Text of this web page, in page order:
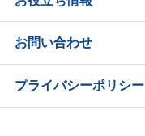
お問い合わせ
プライバシーポリシー